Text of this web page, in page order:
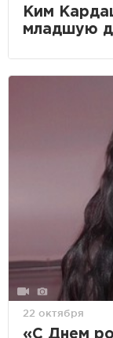
Ким
младшую
22 октября
«С Днем